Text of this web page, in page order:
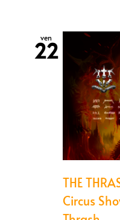
ven
22
THE
Circus